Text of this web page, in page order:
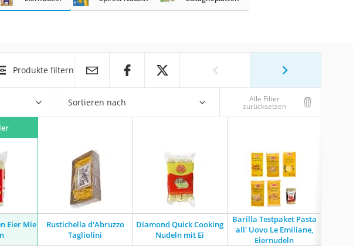
Produkte filtern
Sortieren nach Alle Filter
zurücksetzen
Eier Mie
Rustichella d'Abruzzo
Tagliolini
Diamond Quick Cooking
Nudeln mit Ei
Barilla Testpaket Pasta
all' Uovo Le Emiliane,
Eiernudeln